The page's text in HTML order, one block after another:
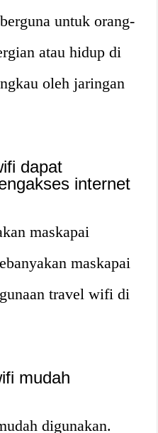
untuk orang-
atau hidup di
oleh jaringan
dapat
internet
maskapai
maskapai
travel wifi di
mudah
digunakan.